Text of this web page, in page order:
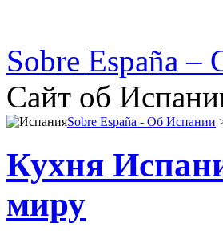
Sobre España
Сайт об
Sobre España - Об Испании
Кухня
миру